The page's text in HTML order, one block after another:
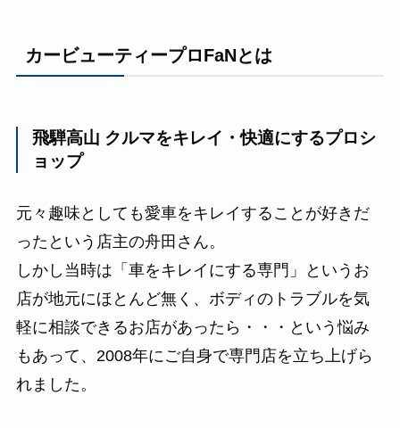
カービューティープロFaNとは
飛騨高山 クルマをキレイ・快適にするプロシ
ョップ
元々趣味としても愛車をキレイすることが好きだ
ったという店主の舟田さん。
しかし当時は「車をキレイにする専門」というお
店が地元にほとんど無く、ボディのトラブルを気
軽に相談できるお店があったら・・・という悩み
もあって、2008年にご自身で専門店を立ち上げら
れました。